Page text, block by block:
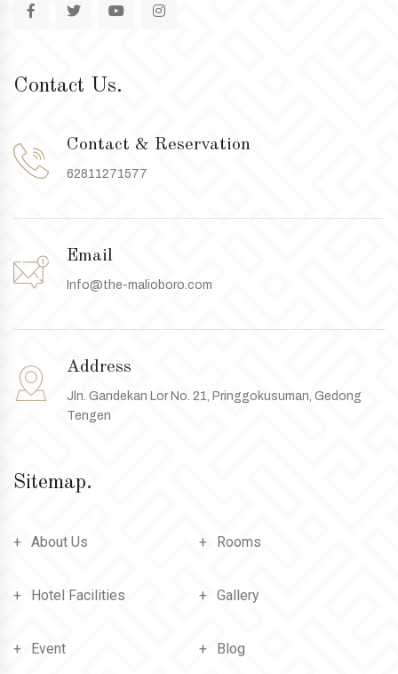
Sitemap.
About Us Rooms
Hotel Facilities Gallery
Event Blog
Contact Us.
Contact & Reservation
62811271577
Email
Info@the-malioboro.com
Address
Jln. Gandekan Lor No. 21, Pringgokusuman, Gedong
Tengen